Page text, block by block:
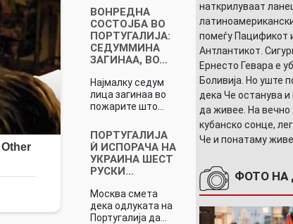
ВОНРЕДНА
СОСТОЈБА ВО
ПОРТУГАЛИЈА:
СЕДУММИНА
ЗАГИНАА, ВО…
Најмалку седум
лица загинаа во
пожарите што…
ПОРТУГАЛИЈА
Ѝ ИСПОРАЧА НА
УКРАИНА ШЕСТ
РУСКИ…
Москва смета
дека одлуката на
Португалија да…
наткрилуваат
помеѓу Пацификот
Антлантикот.
Ернесто Гевара е
Боливија. Но уште
дека Че останува
да живее. На
кубанско сонце,
Че и понатаму
ФОТО НА